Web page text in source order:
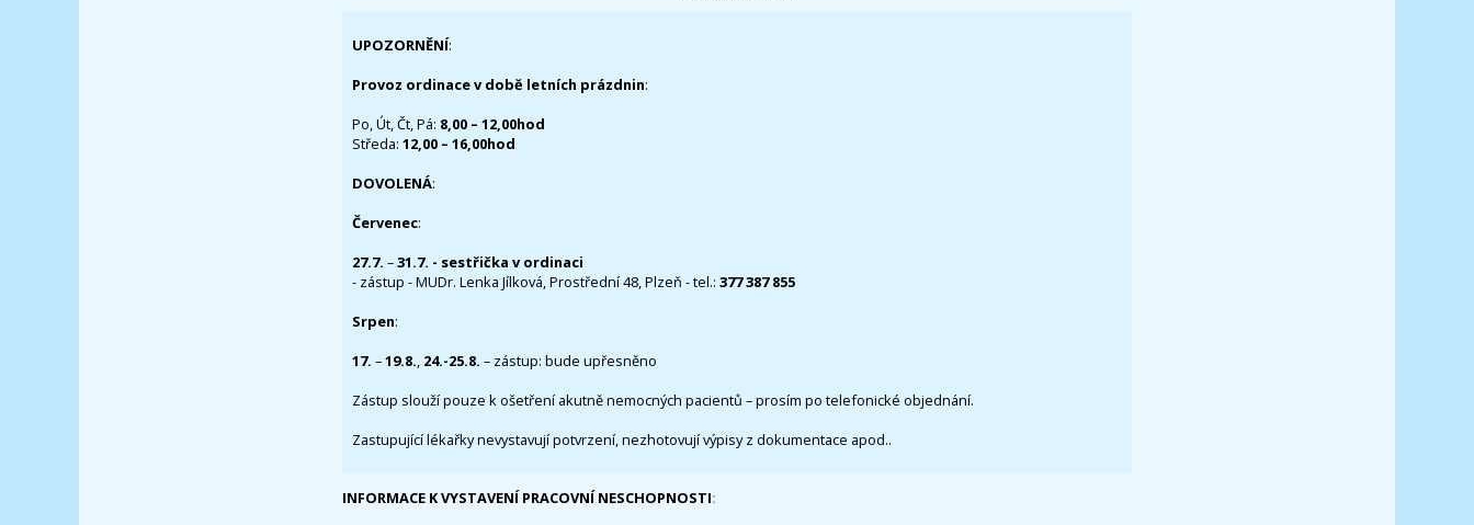
UPOZORNĚNÍ:
Provoz ordinace v době letních prázdnin:
Po, Út, Čt, Pá: 8,00 – 12,00hod
Středa: 12,00 – 16,00hod
DOVOLENÁ:
Červenec:
27.7. –31.7. - sestřička v ordinaci
- zástup - MUDr. Lenka Jílková, Prostřední 48, Plzeň - tel.: 377 387 855
Srpen:
17. –19.8., 24.-25.8. – zástup: bude upřesněno
Zástup slouží pouze k ošetření akutně nemocných pacientů – prosím po telefonické objednání.
Zastupující lékařky nevystavují potvrzení, nezhotovují výpisy z dokumentace apod..
INFORMACE K VYSTAVENÍ PRACOVNÍ NESCHOPNOSTI: